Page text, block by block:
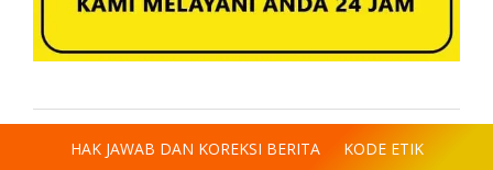
HAK JAWAB DAN KOREKSI BERITA
KODE ETIK